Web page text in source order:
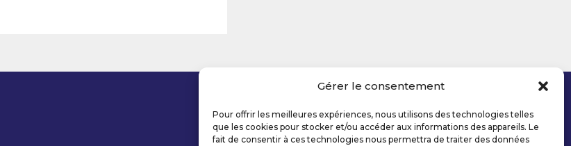
Gérer le consentement
Pour offrir les meilleures expériences, nous utilisons des technologies telles
que les cookies pour stocker et/ou accéder aux informations des appareils. Le
fait de consentir à ces technologies nous permettra de traiter des données